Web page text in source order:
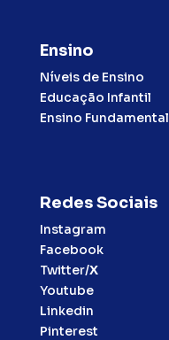
Ensino
Níveis de Ensino
Educação Infantil
Ensino Fundamental
Redes Sociais
Instagram
Facebook
Twitter/X
Youtube
Linkedin
Pinterest